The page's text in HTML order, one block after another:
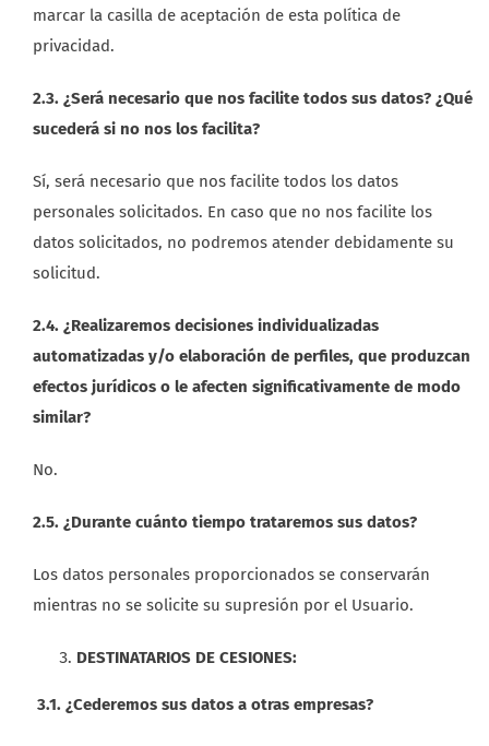
marcar la casilla de aceptación de esta política de
privacidad.
2.3. ¿Será necesario que nos facilite todos sus datos? ¿Qué
sucederá si no nos los facilita?
Sí, será necesario que nos facilite todos los datos
personales solicitados. En caso que no nos facilite los
datos solicitados, no podremos atender debidamente su
solicitud.
2.4. ¿Realizaremos decisiones individualizadas
automatizadas y/o elaboración de perfiles, que produzcan
efectos jurídicos o le afecten significativamente de modo
similar?
No.
2.5. ¿Durante cuánto tiempo trataremos sus datos?
Los datos personales proporcionados se conservarán
mientras no se solicite su supresión por el Usuario.
DESTINATARIOS DE CESIONES:
3.1. ¿Cederemos sus datos a otras empresas?